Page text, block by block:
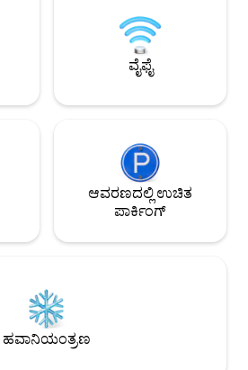
ಸ್ವಚ್ಛತೆ ಮತ್ತು
ಸೌಕರ್ಯಗಳಿಗೆ
ಪ್ರಸಿದ್ಧ ಅಕ್ವೆಡಕ್ಟ್
ನಿಮಿಷಗಳ ದೂರದಲ್ಲಿ
ವೈಫೈ
ಆವರಣದಲ್ಲಿ ಉಚಿತ
ಪಾರ್ಕಿಂಗ್
ಹವಾನಿಯಂತ್ರಣ